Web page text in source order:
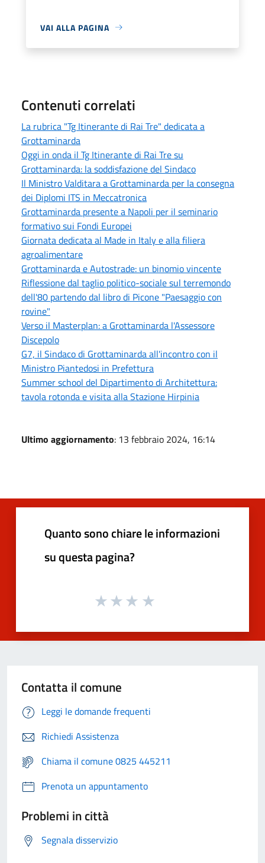
VAI ALLA PAGINA
Contenuti correlati
La rubrica "Tg Itinerante di Rai Tre" dedicata a
Grottaminarda
Oggi in onda il Tg Itinerante di Rai Tre su
Grottaminarda: la soddisfazione del Sindaco
Il Ministro Valditara a Grottaminarda per la consegna
dei Diplomi ITS in Meccatronica
Grottaminarda presente a Napoli per il seminario
formativo sui Fondi Europei
Giornata dedicata al Made in Italy e alla filiera
agroalimentare
Grottaminarda e Autostrade: un binomio vincente
Riflessione dal taglio politico-sociale sul terremondo
dell'80 partendo dal libro di Picone "Paesaggio con
rovine"
Verso il Masterplan: a Grottaminarda l'Assessore
Discepolo
G7, il Sindaco di Grottaminarda all'incontro con il
Ministro Piantedosi in Prefettura
Summer school del Dipartimento di Architettura:
tavola rotonda e visita alla Stazione Hirpinia
Ultimo aggiornamento: 13 febbraio 2024, 16:14
Quanto sono chiare le informazioni
su questa pagina?
Contatta il comune
Leggi le domande frequenti
Richiedi Assistenza
Chiama il comune 0825 445211
Prenota un appuntamento
Problemi in città
Segnala disservizio